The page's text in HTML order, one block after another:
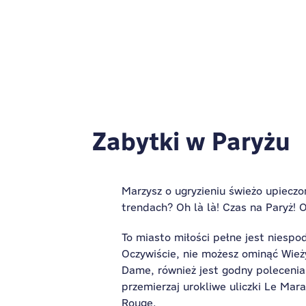
Zabytki w Paryżu
Marzysz o ugryzieniu świeżo
trendach? Oh là là! Czas na Paryż!
To miasto miłości pełne jest
Oczywiście, nie możesz ominąć
Dame, również jest godny
przemierzaj urokliwe uliczki Le
Rouge.